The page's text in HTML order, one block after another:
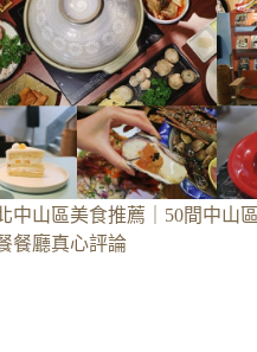
中山區美食推薦｜50間中山
餐廳真心評論